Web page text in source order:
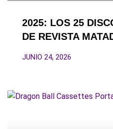
2025: LOS 25
DE REVISTA
JUNIO 24, 2026